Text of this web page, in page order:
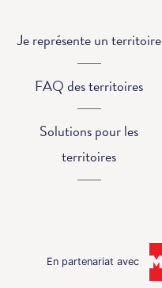
Je représente un territoire
FAQ des territoires
Solutions pour les
territoires
En partenariat avec